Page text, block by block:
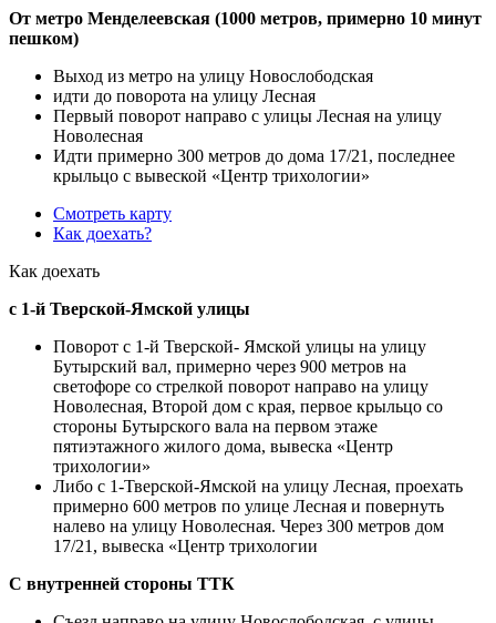
От метро Менделеевская (1000 метров, примерно 10 минут
пешком)
Выход из метро на улицу Новослободская
идти до поворота на улицу Лесная
Первый поворот направо с улицы Лесная на улицу
Новолесная
Идти примерно 300 метров до дома 17/21, последнее
крыльцо с вывеской «Центр трихологии»
Смотреть карту
Как доехать?
Как доехать
с 1-й Тверской-Ямской улицы
Поворот с 1-й Тверской- Ямской улицы на улицу
Бутырский вал, примерно через 900 метров на
светофоре со стрелкой поворот направо на улицу
Новолесная, Второй дом с края, первое крыльцо со
стороны Бутырского вала на первом этаже
пятиэтажного жилого дома, вывеска «Центр
трихологии»
Либо с 1-Тверской-Ямской на улицу Лесная, проехать
примерно 600 метров по улице Лесная и повернуть
налево на улицу Новолесная. Через 300 метров дом
17/21, вывеска «Центр трихологии
С внутренней стороны ТТК